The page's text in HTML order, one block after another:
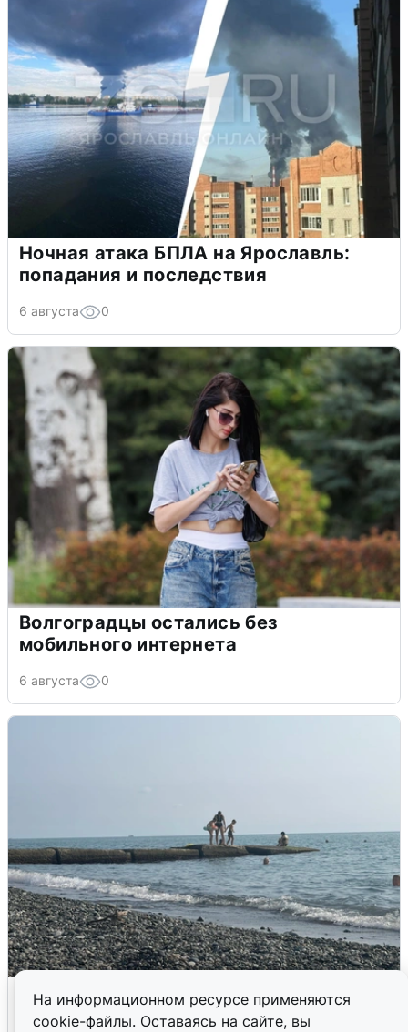
На информационном ресурсе применяются
cookie-файлы. Оставаясь на сайте, вы
Ночная атака БПЛА на Ярославль:
попадания и последствия
6 августа 0
Волгоградцы остались без
мобильного интернета
6 августа 0
Сирены в Сочи: новая угроза БПЛА
6 августа 0